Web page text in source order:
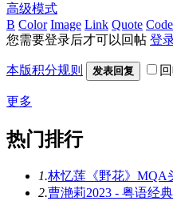
高级模式
B Color Image Link Quote Code
您需要登录后才可以回帖 登
本版积分规则 发表回复
更多
热门排行
1.林忆莲《野花》MQA
2.曹滟莉2023 - 粤语经